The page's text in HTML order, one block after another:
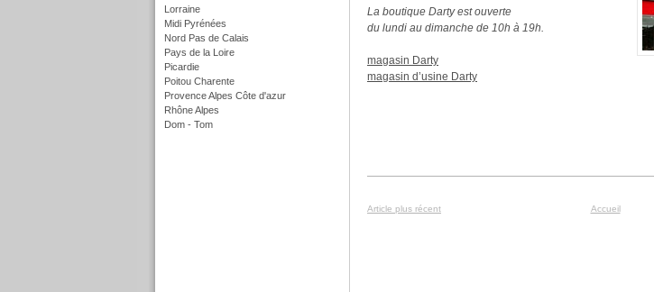
Lorraine
Midi Pyrénées
Nord Pas de Calais
Pays de la Loire
Picardie
Poitou Charente
Provence Alpes Côte d'azur
Rhône Alpes
Dom - Tom
La boutique Darty est ouverte
du lundi au dimanche de 10h à 19h.
magasin Darty
magasin d’usine Darty
Article plus récent Accueil